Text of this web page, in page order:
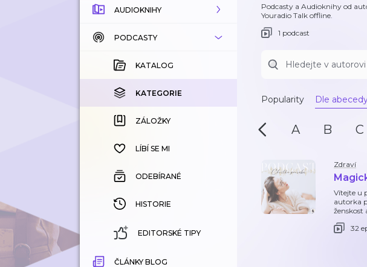
AUDIOKNIHY
KATALOG
KOUPENÉ
KATEGORIE
ZÁLOŽKY
HISTORIE
PODCASTY
KATALOG
KATEGORIE
ZÁLOŽKY
LÍBÍ SE MI
ODEBÍRANÉ
HISTORIE
EDITORSKÉ TIPY
ČLÁNKY BLOG
Podcasty a Audioknihy od
Youradio Talk offline.
1 podcast
Popularity Dle
A B C
Zdraví
Vítejte u
autorka
ženskost
32